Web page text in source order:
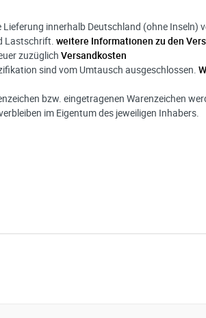
innerhalb Deutschland (ohne Inseln)
Lastschrift. weitere Informationen zu den
zuzüglich Versandkosten
sind vom Umtausch ausgeschlossen.
bzw. eingetragenen Warenzeichen
im Eigentum des jeweiligen Inhabers.